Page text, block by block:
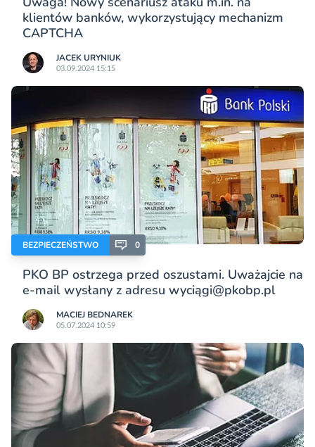
klientów banków, wykorzystujący mechanizm
CAPTCHA
JACEK URYNIUK
03.09.2024 15:15
BEZPIECZEŃSTWO 0
PKO BP ostrzega przed oszustami. Uważajcie na
e-mail wysłany z adresu wyciągi@pkobp.pl
MACIEJ BEDNAREK
05.07.2024 10:59